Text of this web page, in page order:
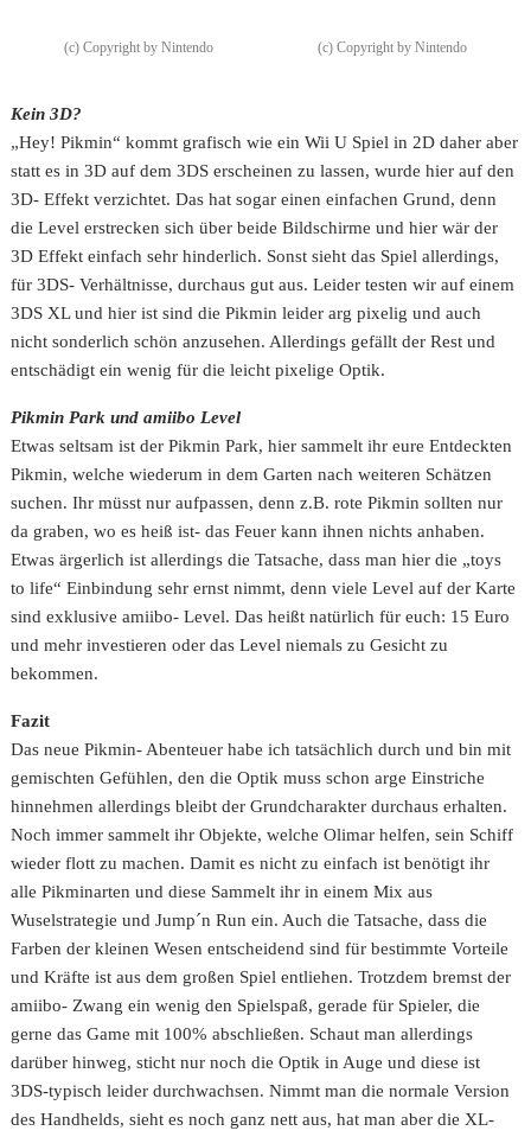
(c) Copyright by Nintendo (c) Copyright by Nintendo
Kein 3D?
„Hey! Pikmin“ kommt grafisch wie ein Wii U Spiel in 2D daher aber
statt es in 3D auf dem 3DS erscheinen zu lassen, wurde hier auf den
3D- Effekt verzichtet. Das hat sogar einen einfachen Grund, denn
die Level erstrecken sich über beide Bildschirme und hier wär der
3D Effekt einfach sehr hinderlich. Sonst sieht das Spiel allerdings,
für 3DS- Verhältnisse, durchaus gut aus. Leider testen wir auf einem
3DS XL und hier ist sind die Pikmin leider arg pixelig und auch
nicht sonderlich schön anzusehen. Allerdings gefällt der Rest und
entschädigt ein wenig für die leicht pixelige Optik.
Pikmin Park und amiibo Level
Etwas seltsam ist der Pikmin Park, hier sammelt ihr eure Entdeckten
Pikmin, welche wiederum in dem Garten nach weiteren Schätzen
suchen. Ihr müsst nur aufpassen, denn z.B. rote Pikmin sollten nur
da graben, wo es heiß ist- das Feuer kann ihnen nichts anhaben.
Etwas ärgerlich ist allerdings die Tatsache, dass man hier die „toys
to life“ Einbindung sehr ernst nimmt, denn viele Level auf der Karte
sind exklusive amiibo- Level. Das heißt natürlich für euch: 15 Euro
und mehr investieren oder das Level niemals zu Gesicht zu
bekommen.
Fazit
Das neue Pikmin- Abenteuer habe ich tatsächlich durch und bin mit
gemischten Gefühlen, den die Optik muss schon arge Einstriche
hinnehmen allerdings bleibt der Grundcharakter durchaus erhalten.
Noch immer sammelt ihr Objekte, welche Olimar helfen, sein Schiff
wieder flott zu machen. Damit es nicht zu einfach ist benötigt ihr
alle Pikminarten und diese Sammelt ihr in einem Mix aus
Wuselstrategie und Jump´n Run ein. Auch die Tatsache, dass die
Farben der kleinen Wesen entscheidend sind für bestimmte Vorteile
und Kräfte ist aus dem großen Spiel entliehen. Trotzdem bremst der
amiibo- Zwang ein wenig den Spielspaß, gerade für Spieler, die
gerne das Game mit 100% abschließen. Schaut man allerdings
darüber hinweg, sticht nur noch die Optik in Auge und diese ist
3DS-typisch leider durchwachsen. Nimmt man die normale Version
des Handhelds, sieht es noch ganz nett aus, hat man aber die XL-